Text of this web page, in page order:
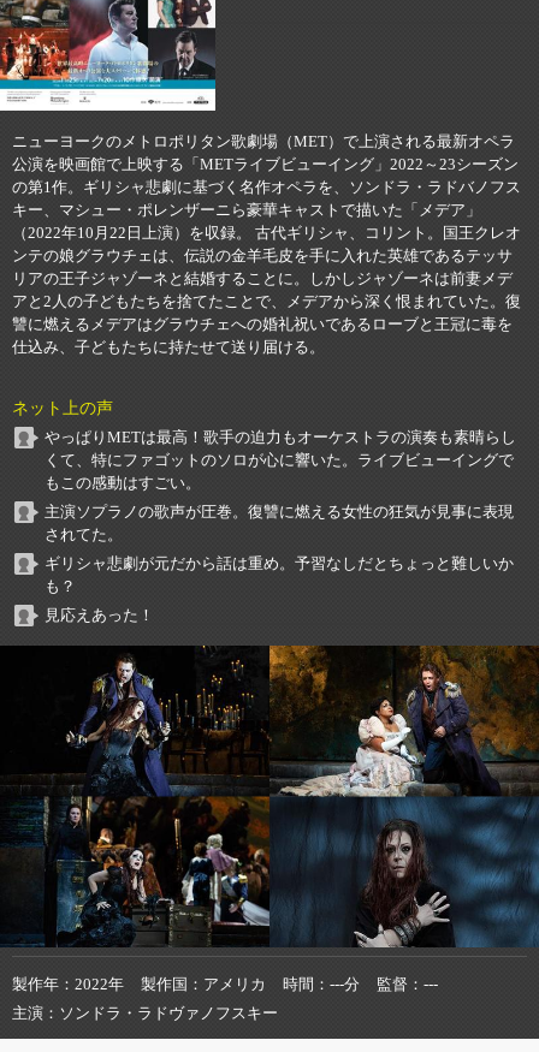
ニューヨークのメトロポリタン歌劇場（MET）で上演される最新オペラ
公演を映画館で上映する「METライブビューイング」2022～23シーズン
の第1作。ギリシャ悲劇に基づく名作オペラを、ソンドラ・ラドバノフス
キー、マシュー・ポレンザーニら豪華キャストで描いた「メデア」
（2022年10月22日上演）を収録。 古代ギリシャ、コリント。国王クレオ
ンテの娘グラウチェは、伝説の金羊毛皮を手に入れた英雄であるテッサ
リアの王子ジャゾーネと結婚することに。しかしジャゾーネは前妻メデ
アと2人の子どもたちを捨てたことで、メデアから深く恨まれていた。復
讐に燃えるメデアはグラウチェへの婚礼祝いであるローブと王冠に毒を
仕込み、子どもたちに持たせて送り届ける。
ネット上の声
やっぱりMETは最高！歌手の迫力もオーケストラの演奏も素晴らし
くて、特にファゴットのソロが心に響いた。ライブビューイングで
もこの感動はすごい。
主演ソプラノの歌声が圧巻。復讐に燃える女性の狂気が見事に表現
されてた。
ギリシャ悲劇が元だから話は重め。予習なしだとちょっと難しいか
も？
見応えあった！
製作年 2022年 製作国 アメリカ 時間 ---分 監督
---
主演
ソンドラ・ラドヴァノフスキー